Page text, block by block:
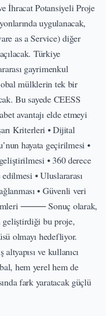
Potansiyeli Proje
uygulanacak,
as a Service) diğer
Türkiye
gayrimenkul
mülklerin tek bir
Bu sayede CEESS
avantajı elde etmeyi
Kriterleri • Dijital
hayata geçirilmesi •
• 360 derece
• Uluslararası
• Güvenli veri
⸻ Sonuç olarak,
geliştirdiği bu proje,
olmayı hedefliyor.
ve kullanıcı
hem yerel hem de
fark yaratacak güçlü